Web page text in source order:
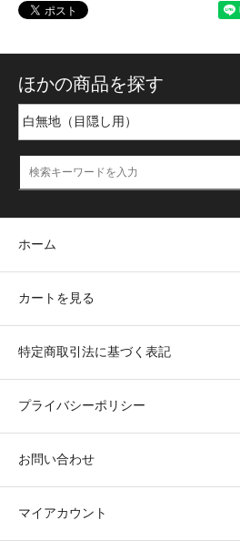
ほかの商品を探す
ホーム
カートを見る
特定商取引法に基づく表記
プライバシーポリシー
お問い合わせ
マイアカウント